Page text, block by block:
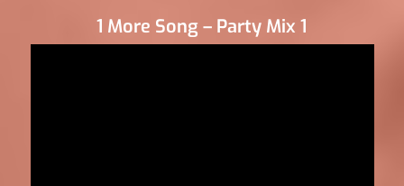
1 More Song – Party Mix 1